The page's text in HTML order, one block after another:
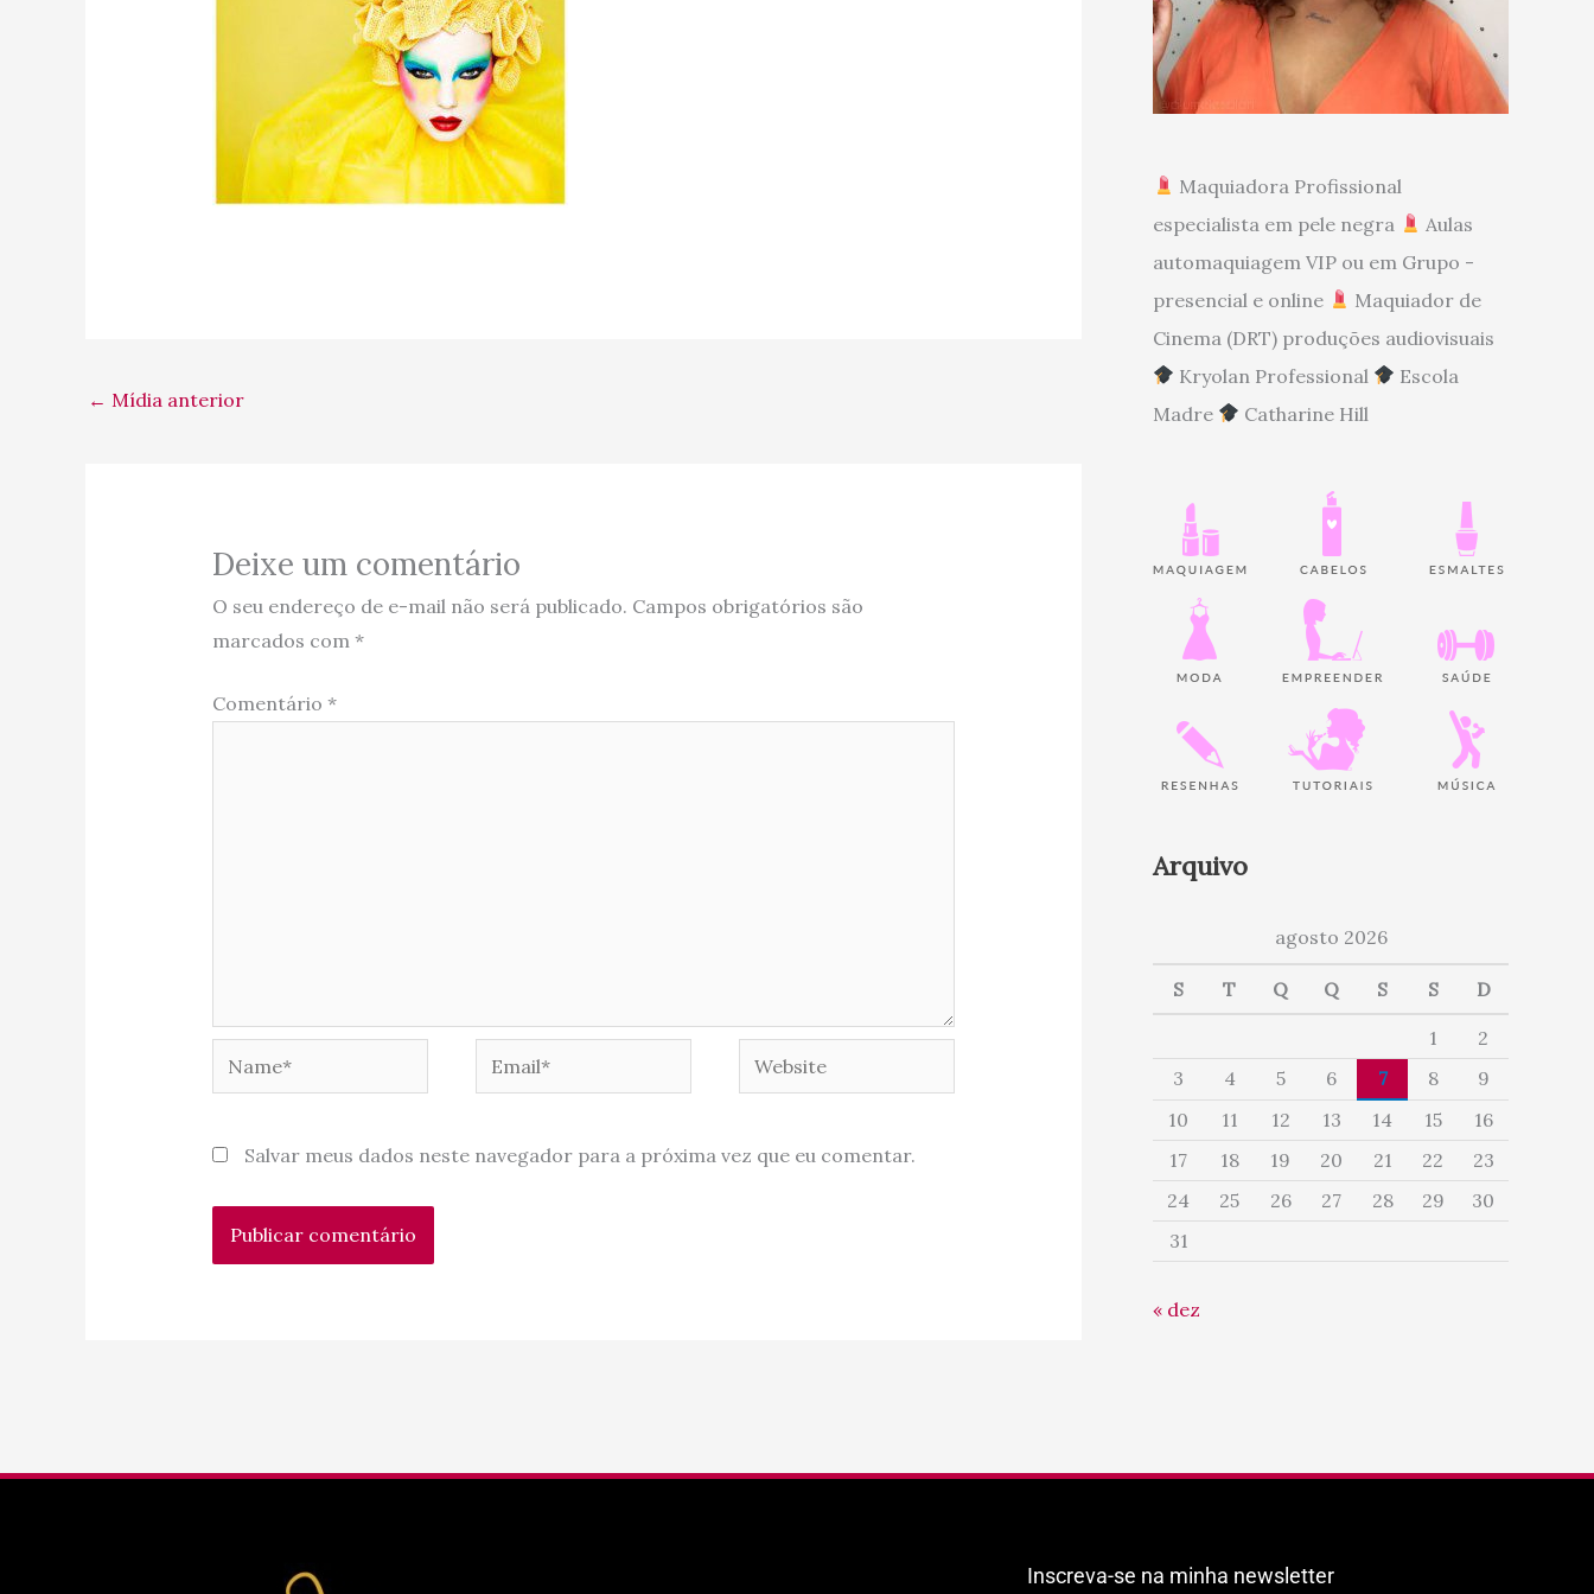
← Mídia anterior
Deixe um comentário
O seu endereço de e-mail não será publicado. Campos obrigatórios são
marcados com *
Comentário *
Website
Salvar meus dados neste navegador para a próxima vez que eu comentar.
Maquiadora Profissional
especialista em pele negra
Aulas
automaquiagem VIP ou em Grupo -
presencial e online
Maquiador de
Cinema (DRT) produções audiovisuais
Kryolan Professional
Escola
Madre
Catharine Hill
Arquivo
agosto 2026
S T Q Q S S D
1
2
3
4 5 6 7 8
9
10
11 12 13 14 15
16
17
18 19 20 21 22
23
24
25 26 27 28 29
30
31
« dez
Inscreva-se na minha newsletter